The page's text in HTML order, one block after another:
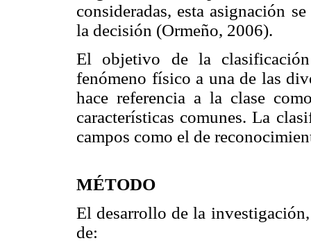
consideradas, esta asignación
la decisión (Ormeño, 2006).
El objetivo de la
fenómeno físico a una de las
hace referencia a la clase
características comunes. La
campos como el de
MÉTODO
El desarrollo de la
de: